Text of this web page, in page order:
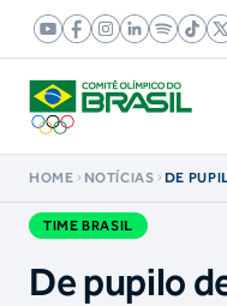
HOME NOTÍCIAS
DE
TIME BRASIL
De pupilo